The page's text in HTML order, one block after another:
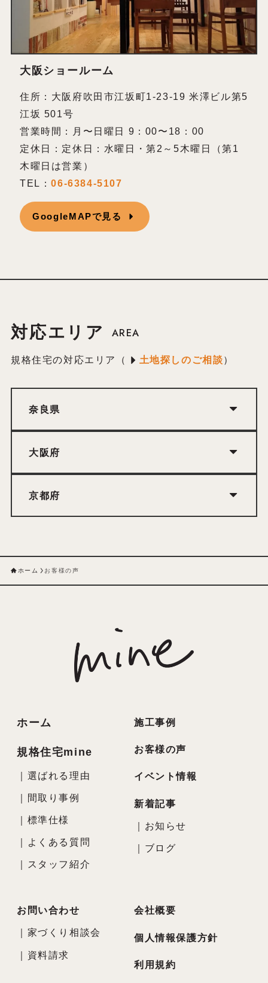
大阪ショールーム
住所：大阪府吹田市江坂町1-23-19 米澤ビル第5
江坂 501号
営業時間：月〜日曜日 9：00〜18：00
定休日：定休日：水曜日・第2～5木曜日（第1
木曜日は営業）
TEL：06-6384-5107
GoogleMAPで見る
対応エリア AREA
規格住宅の対応エリア（ 土地探しのご相談）
奈良県
大阪府
京都府
ホーム お客様の声
ホーム
規格住宅mine
｜ 選ばれる理由
｜ 間取り事例
｜ 標準仕様
｜ よくある質問
｜ スタッフ紹介
施工事例
お客様の声
イベント情報
新着記事
｜ お知らせ
｜ ブログ
お問い合わせ
家づくり相談会
｜ 資料請求
会社概要
個人情報保護方針
利用規約